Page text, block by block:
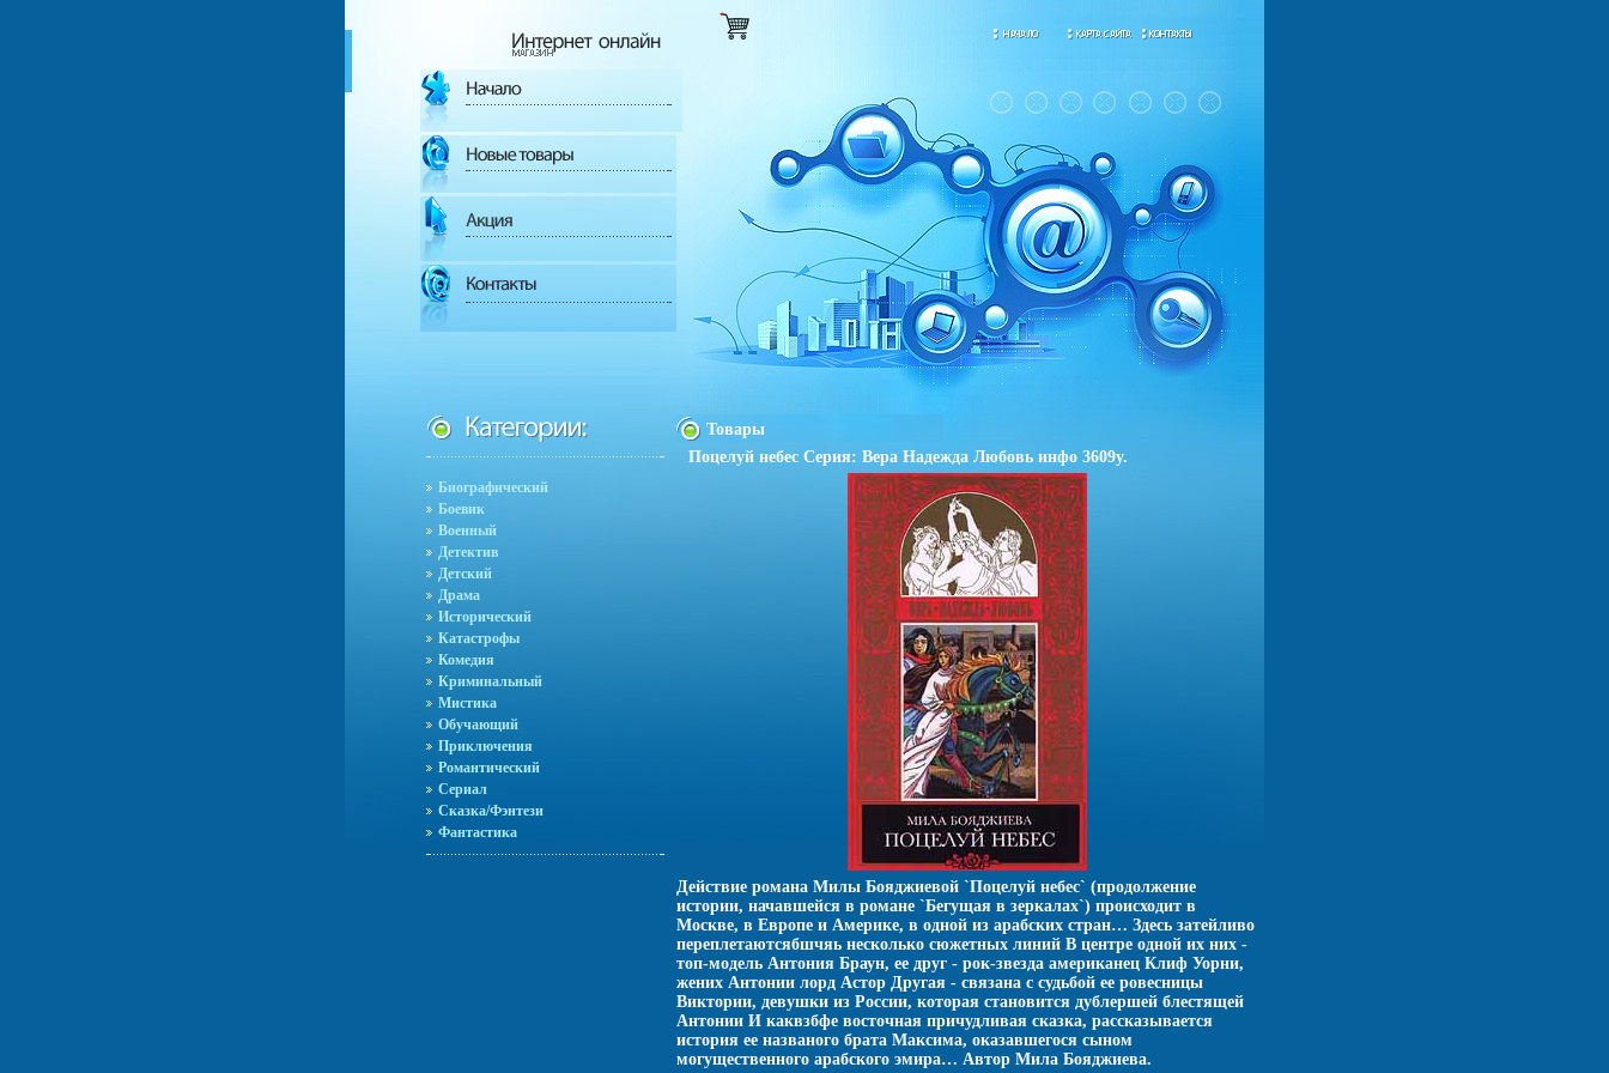
Биографический
Боевик
Военный
Детектив
Детский
Драма
Исторический
Катастрофы
Комедия
Криминальный
Мистика
Обучающий
Приключения
Романтический
Сериал
Сказка/Фэнтези
Фантастика
Товары
Поцелуй небес Серия: Вера Надежда Любовь инфо 3609y.
Действие романа Милы Бояджиевой `Поцелуй небес` (продолжение
истории, начавшейся в романе `Бегущая в зеркалах`) происходит в
Москве, в Европе и Америке, в одной из арабских стран… Здесь затейливо
переплетаютсябшчяь несколько сюжетных линий В центре одной их них -
топ-модель Антония Браун, ее друг - рок-звезда американец Клиф Уорни,
жених Антонии лорд Астор Другая - связана с судьбой ее ровесницы
Виктории, девушки из России, которая становится дублершей блестящей
Антонии И каквзбфе восточная причудливая сказка, рассказывается
история ее названого брата Максима, оказавшегося сыном
могущественного арабского эмира… Автор Мила Бояджиева.